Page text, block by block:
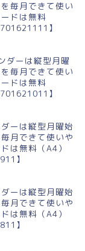
毎月できて使い
ドは無料
】
ダーは縦型月曜
毎月できて使い
ドは無料
】
ーは縦型月曜始
月できて使いや
は無料（A4）
】
ーは縦型月曜始
月できて使いや
は無料（A4）
】